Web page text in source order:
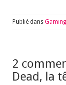
Publié dans Gaming
2
Dead, la